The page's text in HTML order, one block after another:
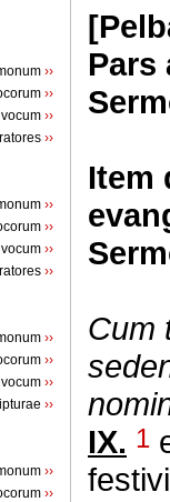
››
››
››
››
››
››
››
››
››
››
››
››
››
››
Pars
Item
Cum
IX. 1